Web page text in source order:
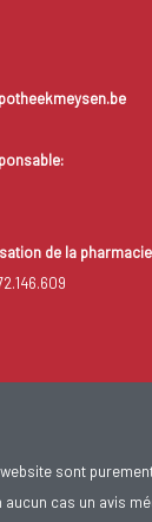
de la
sont
aucun cas un avis